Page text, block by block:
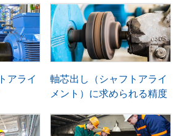
アライ
軸芯出し（シャフトアライ
メント）に求められる精度